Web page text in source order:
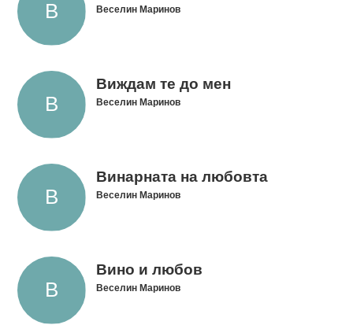
Веселин Маринов
Виждам те до мен
Веселин Маринов
Винарната на любовта
Веселин Маринов
Вино и любов
Веселин Маринов